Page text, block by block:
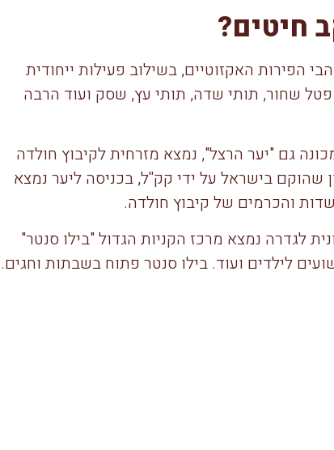
חיטים?
הפירות האקזוטיים, בשילוב פעילות ייחודית
שחור, תותי שדה, תותי עץ, שסק ועוד הרבה
גם "יער הרצל", נמצא מזרחית לקיבוץ חולדה
שהוקם בישראל על ידי קק''ל, בכניסה ליער נמצא
והכרמים של קיבוץ חולדה.
לגדרה נמצא מרכז הקניות הגדול "בילו סנטר"
לילדים ועוד. בילו סנטר פתוח בשבתות וחגים.